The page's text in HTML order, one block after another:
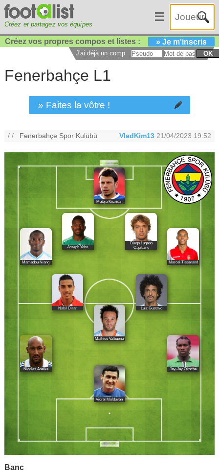
Créez et partagez vos équipes
☰
Créez vos propres compos et listes : » Je m'inscris
J'ai déjà un compte : OK
Fenerbahçe L1
» Faites la vôtre !
/ / Fenerbahçe Spor Kulübü VladKim13 21/04/2023 19:52
Mateja Kežman
Mamadou Niang
Joseph Yobo
Diego Lugano
Capitaine
Marcel Tisserand
Nabil Dirar Luiz Gustavo
Mathieu Valbuena
Jay-Jay Okocha
Nicolas Anelka
Viorel Moldovan
Banc